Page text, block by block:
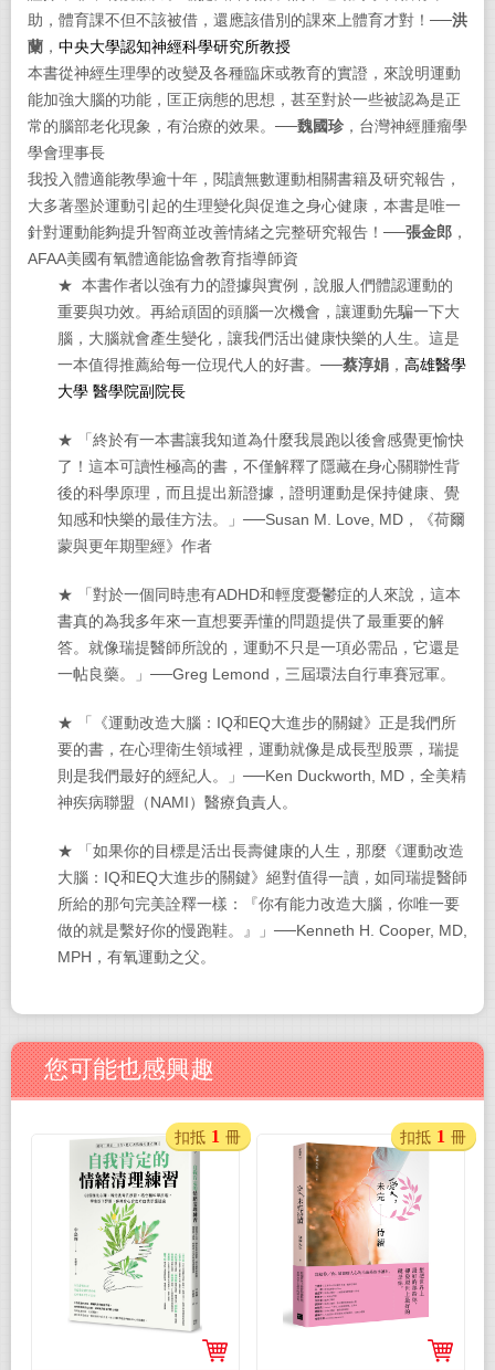
助，體育課不但不該被借，還應該借別的課來上體育才對！──洪
蘭 ， 中央大學認知神經科學研究所教授
本書從神經生理學的改變及各種臨床或教育的實證，來說明運動
能加強大腦的功能，匡正病態的思想，甚至對於一些被認為是正
常的腦部老化現象，有治療的效果。──魏國珍 ，台灣神經腫瘤學
學會理事長
我投入體適能教學逾十年，閱讀無數運動相關書籍及研究報告，
大多著墨於運動引起的生理變化與促進之身心健康，本書是唯一
針對運動能夠提升智商並改善情緒之完整研究報告！──張金郎 ，
AFAA美國有氧體適能協會教育指導師資
★ 本書作者以強有力的證據與實例，說服人們體認運動的
重要與功效。再給頑固的頭腦一次機會，讓運動先騙一下大
腦，大腦就會產生變化，讓我們活出健康快樂的人生。這是
一本值得推薦給每一位現代人的好書。──蔡淳娟， 高雄醫學
大學 醫學院副院長
★ 「終於有一本書讓我知道為什麼我晨跑以後會感覺更愉快
了！這本可讀性極高的書，不僅解釋了隱藏在身心關聯性背
後的科學原理，而且提出新證據，證明運動是保持健康、覺
知感和快樂的最佳方法。」──Susan M. Love, MD，《荷爾
蒙與更年期聖經》作者
★ 「對於一個同時患有ADHD和輕度憂鬱症的人來說，這本
書真的為我多年來一直想要弄懂的問題提供了最重要的解
答。就像瑞提醫師所說的，運動不只是一項必需品，它還是
一帖良藥。」──Greg Lemond，三屆環法自行車賽冠軍。
★ 「《運動改造大腦：IQ和EQ大進步的關鍵》正是我們所
要的書，在心理衛生領域裡，運動就像是成長型股票，瑞提
則是我們最好的經紀人。」──Ken Duckworth, MD，全美精
神疾病聯盟（NAMI）醫療負責人。
★ 「如果你的目標是活出長壽健康的人生，那麼《運動改造
大腦：IQ和EQ大進步的關鍵》絕對值得一讀，如同瑞提醫師
所給的那句完美詮釋一樣：『你有能力改造大腦，你唯一要
做的就是繫好你的慢跑鞋。』」──Kenneth H. Cooper, MD,
MPH，有氧運動之父。
您可能也感興趣
扣抵 1 冊 扣抵 1 冊